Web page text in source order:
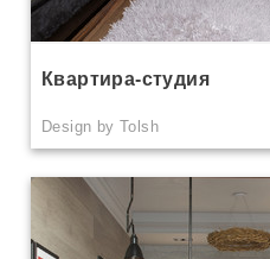
Квартира-студия
Design by Tolsh